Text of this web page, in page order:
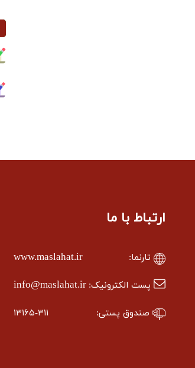
ارتباط با ما
تارنما: www.maslahat.ir
پست الکترونیک: info@maslahat.ir
صندوق پستی: ۱۳۱۶۵-۳۱۱